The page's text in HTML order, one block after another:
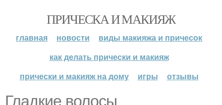
ПРИЧЕСКА И МАКИЯЖ
главная новости
виды макияжа и причесок
как делать прически и макияж
прически и макияж на дому
игры отзывы
Гладкие волосы